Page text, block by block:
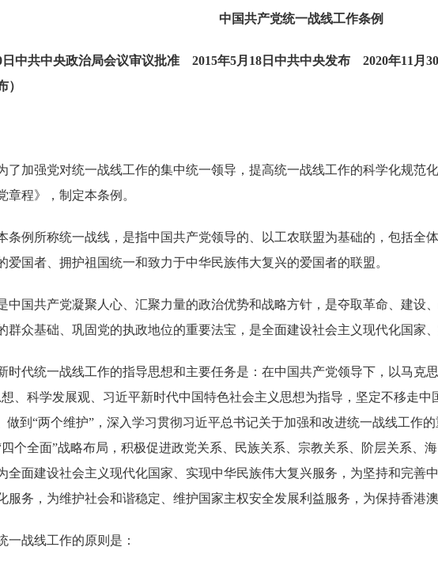
中国共产党统一战线工作条例
日中共中央政治局会议审议批准 2015年5月18日中共中央发布 2020年11月
）
强党对统一战线工作的集中统一领导，提高统一战线工作的科学化规范化
章程》，制定本条例。
所称统一战线，是指中国共产党领导的、以工农联盟为基础的，包括全体
爱国者、拥护祖国统一和致力于中华民族伟大复兴的爱国者的联盟。
国共产党凝聚人心、汇聚力量的政治优势和战略方针，是夺取革命、建设
群众基础、巩固党的执政地位的重要法宝，是全面建设社会主义现代化国家
统一战线工作的指导思想和主要任务是：在中国共产党领导下，以马克思
、科学发展观、习近平新时代中国特色社会主义思想为指导，坚定不移走中
做到“两个维护”，深入学习贯彻习近平总书记关于加强和改进统一战线工作
四个全面”战略布局，积极促进政党关系、民族关系、宗教关系、阶层关系、
全面建设社会主义现代化国家、实现中华民族伟大复兴服务，为坚持和完善
服务，为维护社会和谐稳定、维护国家主权安全发展利益服务，为保持香港
线工作的原则是：